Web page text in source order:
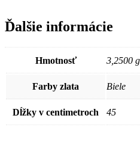
Ďalšie informácie
Hmotnosť 3,2500 g
Farby zlata Biele
Dĺžky v centimetroch 45